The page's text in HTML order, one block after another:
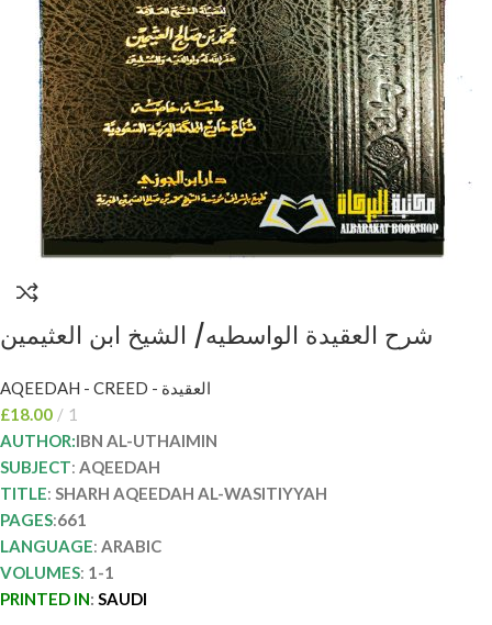
شرح العقيدة الواسطيه/ الشيخ ابن العثيمين
AQEEDAH - CREED - العقيدة
£18.00
1
AUTHOR:IBN AL-UTHAIMIN
SUBJECT: AQEEDAH
TITLE: SHARH AQEEDAH AL-WASITIYYAH
PAGES:661
LANGUAGE: ARABIC
VOLUMES: 1-1
PRINTED IN: SAUDI